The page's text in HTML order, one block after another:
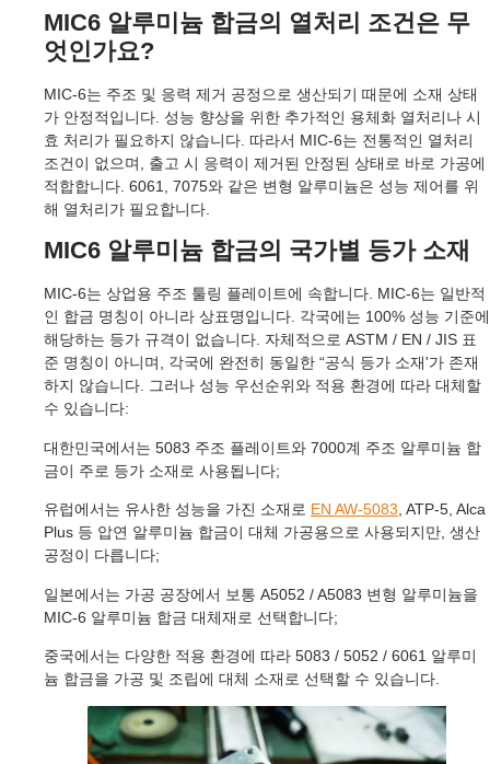
MIC6 알루미늄 합금의 열처리 조건은 무
엇인가요?
MIC-6는 주조 및 응력 제거 공정으로 생산되기 때문에 소재 상태
가 안정적입니다. 성능 향상을 위한 추가적인 용체화 열처리나 시
효 처리가 필요하지 않습니다. 따라서 MIC-6는 전통적인 열처리
조건이 없으며, 출고 시 응력이 제거된 안정된 상태로 바로 가공에
적합합니다. 6061, 7075와 같은 변형 알루미늄은 성능 제어를 위
해 열처리가 필요합니다.
MIC6 알루미늄 합금의 국가별 등가 소재
MIC-6는 상업용 주조 툴링 플레이트에 속합니다. MIC-6는 일반적
인 합금 명칭이 아니라 상표명입니다. 각국에는 100% 성능 기준에
해당하는 등가 규격이 없습니다. 자체적으로 ASTM / EN / JIS 표
준 명칭이 아니며, 각국에 완전히 동일한 “공식 등가 소재'가 존재
하지 않습니다. 그러나 성능 우선순위와 적용 환경에 따라 대체할
수 있습니다:
대한민국에서는 5083 주조 플레이트와 7000계 주조 알루미늄 합
금이 주로 등가 소재로 사용됩니다;
유럽에서는 유사한 성능을 가진 소재로 EN AW-5083 , ATP-5, Alca
Plus 등 압연 알루미늄 합금이 대체 가공용으로 사용되지만, 생산
공정이 다릅니다;
일본에서는 가공 공장에서 보통 A5052 / A5083 변형 알루미늄을
MIC-6 알루미늄 합금 대체재로 선택합니다;
중국에서는 다양한 적용 환경에 따라 5083 / 5052 / 6061 알루미
늄 합금을 가공 및 조립에 대체 소재로 선택할 수 있습니다.